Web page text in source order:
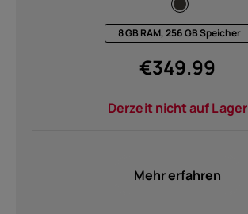
Selbstreparatur8 GB RAM, 256 GB Speicher
€349.99
Derzeit nicht auf Lager
Mehr erfahren